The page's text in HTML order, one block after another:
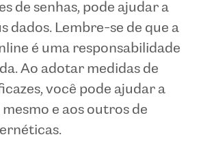
de senhas, pode ajudar a
dados. Lembre-se de que a
é uma responsabilidade
Ao adotar medidas de
você pode ajudar a
e aos outros de